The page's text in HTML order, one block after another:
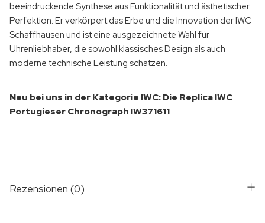
beeindruckende Synthese aus Funktionalität und ästhetischer
Perfektion. Er verkörpert das Erbe und die Innovation der IWC
Schaffhausen und ist eine ausgezeichnete Wahl für
Uhrenliebhaber, die sowohl klassisches Design als auch
moderne technische Leistung schätzen.
Neu bei uns in der Kategorie IWC: Die Replica IWC
Portugieser Chronograph IW371611
Rezensionen (0)